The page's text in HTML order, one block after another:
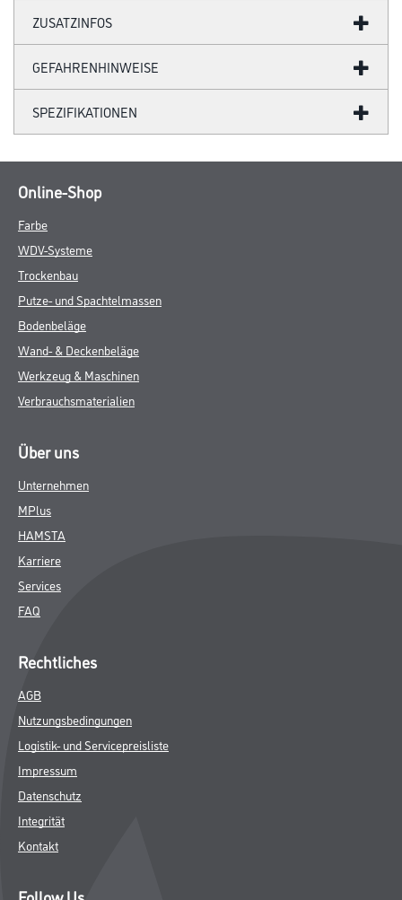
ZUSATZINFOS
GEFAHRENHINWEISE
SPEZIFIKATIONEN
Online-Shop
Farbe
WDV-Systeme
Trockenbau
Putze- und Spachtelmassen
Bodenbeläge
Wand- & Deckenbeläge
Werkzeug & Maschinen
Verbrauchsmaterialien
Über uns
Unternehmen
MPlus
HAMSTA
Karriere
Services
FAQ
Rechtliches
AGB
Nutzungsbedingungen
Logistik- und Servicepreisliste
Impressum
Datenschutz
Integrität
Kontakt